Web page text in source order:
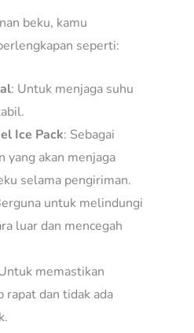
beku, kamu
seperti:
: Untuk menjaga suhu
Ice Pack: Sebagai
yang akan menjaga
selama pengiriman.
untuk melindungi
luar dan mencegah
memastikan
dan tidak ada